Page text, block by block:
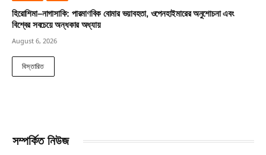
হিরোশিমা–নাগাসাকি: পারমাণবিক বোমার ভয়াবহতা, ওপেনহাইমারের অনুশোচনা এবং
বিশ্বের সবচেয়ে অন্ধকার অধ্যায়
August 6, 2026
বিস্তারিত
সম্পর্কিত নিউজ